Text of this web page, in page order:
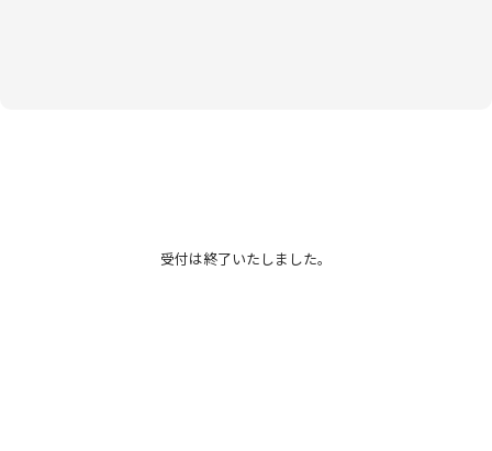
受付は終了いたしました。